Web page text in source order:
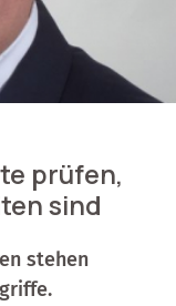
prüfen,
sind
stehen